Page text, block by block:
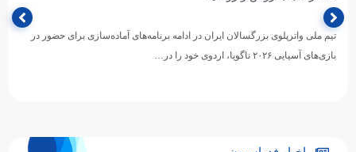
تیم ملی واترپلوی بزرگسالان ایران در ادامه برنامه‌های آماده‌سازی برای حضور در
بازی‌های آسیایی ۲۰۲۶ ناگویا، اردوی خود را در…